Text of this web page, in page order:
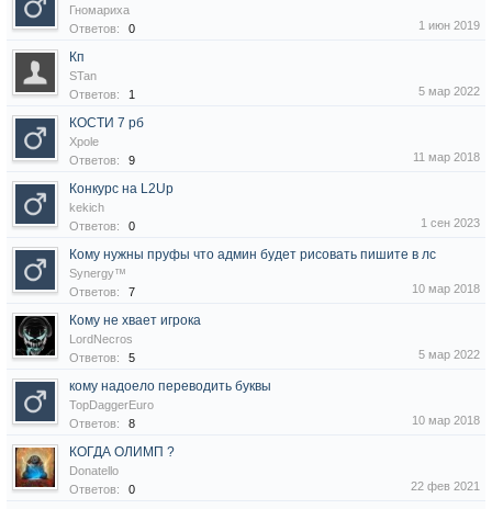
Гномариха
Ответов:
0 1 июн 2019
Кп
STan
Ответов:
1 5 мар 2022
КОСТИ 7 рб
Xpole
Ответов:
9 11 мар 2018
Конкурс на L2Up
kekich
Ответов:
0 1 сен 2023
Кому нужны пруфы что админ будет рисовать пишите в лс
Synergy™
Ответов:
7 10 мар 2018
Кому не хвает игрока
LordNecros
Ответов:
5 5 мар 2022
кому надоело переводить буквы
TopDaggerEuro
Ответов:
8 10 мар 2018
КОГДА ОЛИМП ?
Donatello
Ответов:
0 22 фев 2021